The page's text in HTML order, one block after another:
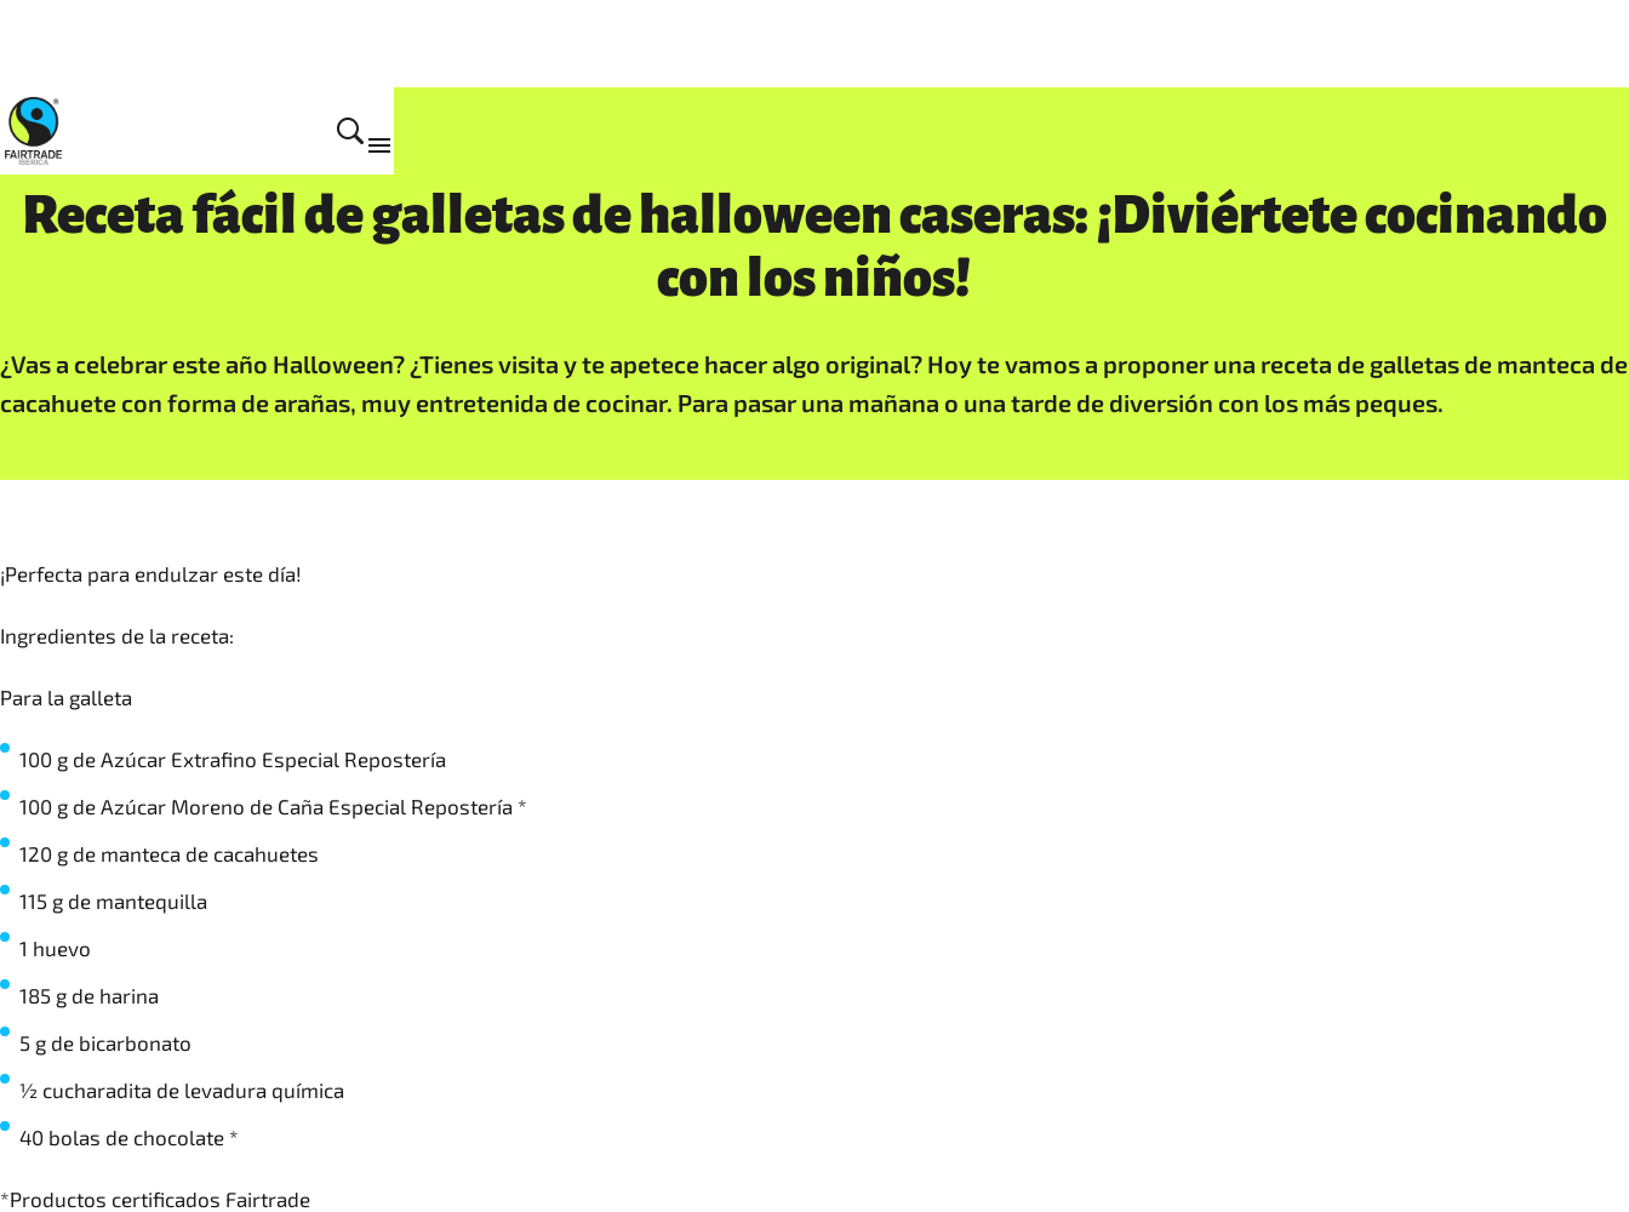
Actualidad
Receta fácil de galletas de halloween caseras: ¡Diviértete cocinando
con los niños!
¿Vas a celebrar este año Halloween? ¿Tienes visita y te apetece hacer algo original? Hoy te vamos a proponer una receta de galletas de manteca de
cacahuete con forma de arañas, muy entretenida de cocinar. Para pasar una mañana o una tarde de diversión con los más peques.
¡Perfecta para endulzar este día!
Ingredientes de la receta:
Para la galleta
100 g de Azúcar Extrafino Especial Repostería
100 g de Azúcar Moreno de Caña Especial Repostería *
120 g de manteca de cacahuetes
115 g de mantequilla
1 huevo
185 g de harina
5 g de bicarbonato
½ cucharadita de levadura química
40 bolas de chocolate *
*Productos certificados Fairtrade